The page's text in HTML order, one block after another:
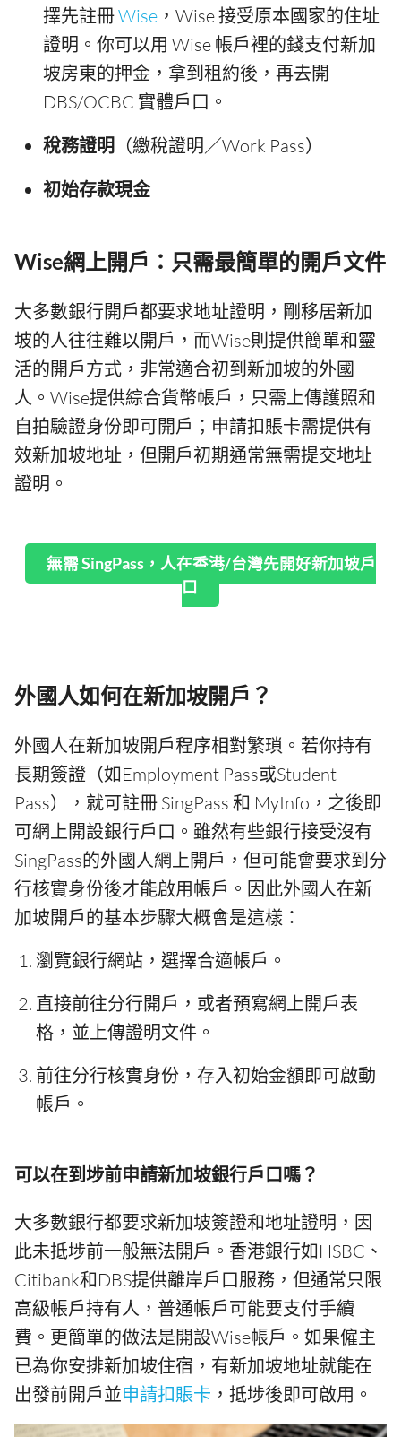
擇先註冊Wise ，Wise 接受原本國家的住址
證明。你可以用 Wise 帳戶裡的錢支付新加
坡房東的押金，拿到租約後，再去開
DBS/OCBC 實體戶口。
稅務證明 （繳稅證明／Work Pass）
初始存款現金
Wise網上開戶：只需最簡單的開戶文件
大多數銀行開戶都要求地址證明，剛移居新加
坡的人往往難以開戶，而Wise則提供簡單和靈
活的開戶方式，非常適合初到新加坡的外國
人。Wise提供綜合貨幣帳戶，只需上傳護照和
自拍驗證身份即可開戶；申請扣賬卡需提供有
效新加坡地址，但開戶初期通常無需提交地址
證明。
無需 SingPass，人在香港/台灣先開好新加坡戶
口
外國人如何在新加坡開戶？
外國人在新加坡開戶程序相對繁瑣。若你持有
長期簽證（如Employment Pass或Student
Pass），就可註冊 SingPass 和 MyInfo，之後即
可網上開設銀行戶口。雖然有些銀行接受沒有
SingPass的外國人網上開戶，但可能會要求到分
行核實身份後才能啟用帳戶。因此外國人在新
加坡開戶的基本步驟大概會是這樣：
瀏覽銀行網站，選擇合適帳戶。
直接前往分行開戶，或者預寫網上開戶表
格，並上傳證明文件。
前往分行核實身份，存入初始金額即可啟動
帳戶。
可以在到埗前申請新加坡銀行戶口嗎？
大多數銀行都要求新加坡簽證和地址證明，因
此未抵埗前一般無法開戶。香港銀行如HSBC、
Citibank和DBS提供離岸戶口服務，但通常只限
高級帳戶持有人，普通帳戶可能要支付手續
費。更簡單的做法是開設Wise帳戶。如果僱主
已為你安排新加坡住宿，有新加坡地址就能在
出發前開戶並申請扣賬卡 ，抵埗後即可啟用。